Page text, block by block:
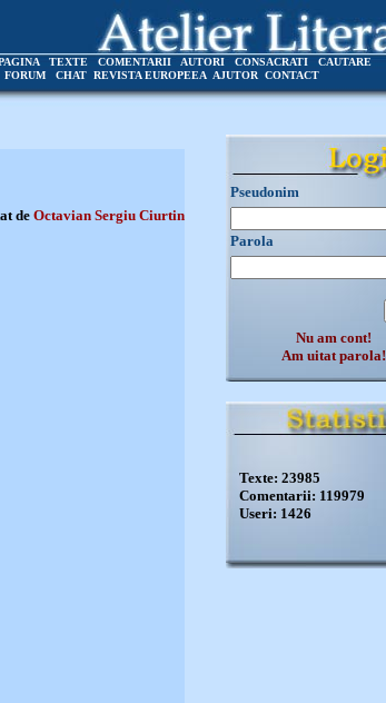
TEXTE COMENTARII AUTORI CONSACRATI
CAUTARE
FORUM
CHAT REVISTA EUROPEEA AJUTOR CONTACT
deOctavian Sergiu Ciurtin
Pseudonim
Parola
Nu am cont!
Am uitat parola!
Texte: 23985
Comentarii: 119979
Useri: 1426